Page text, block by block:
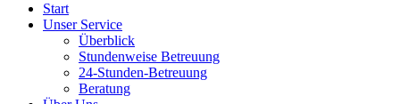
Start
Unser Service
Überblick
Stundenweise Betreuung
24-Stunden-Betreuung
Beratung